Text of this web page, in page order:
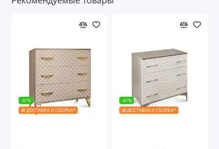
-41%
🎁 ДОСТАВКА И СБОРКА*
-41%
🎁 ДОСТАВКА И СБОРКА*